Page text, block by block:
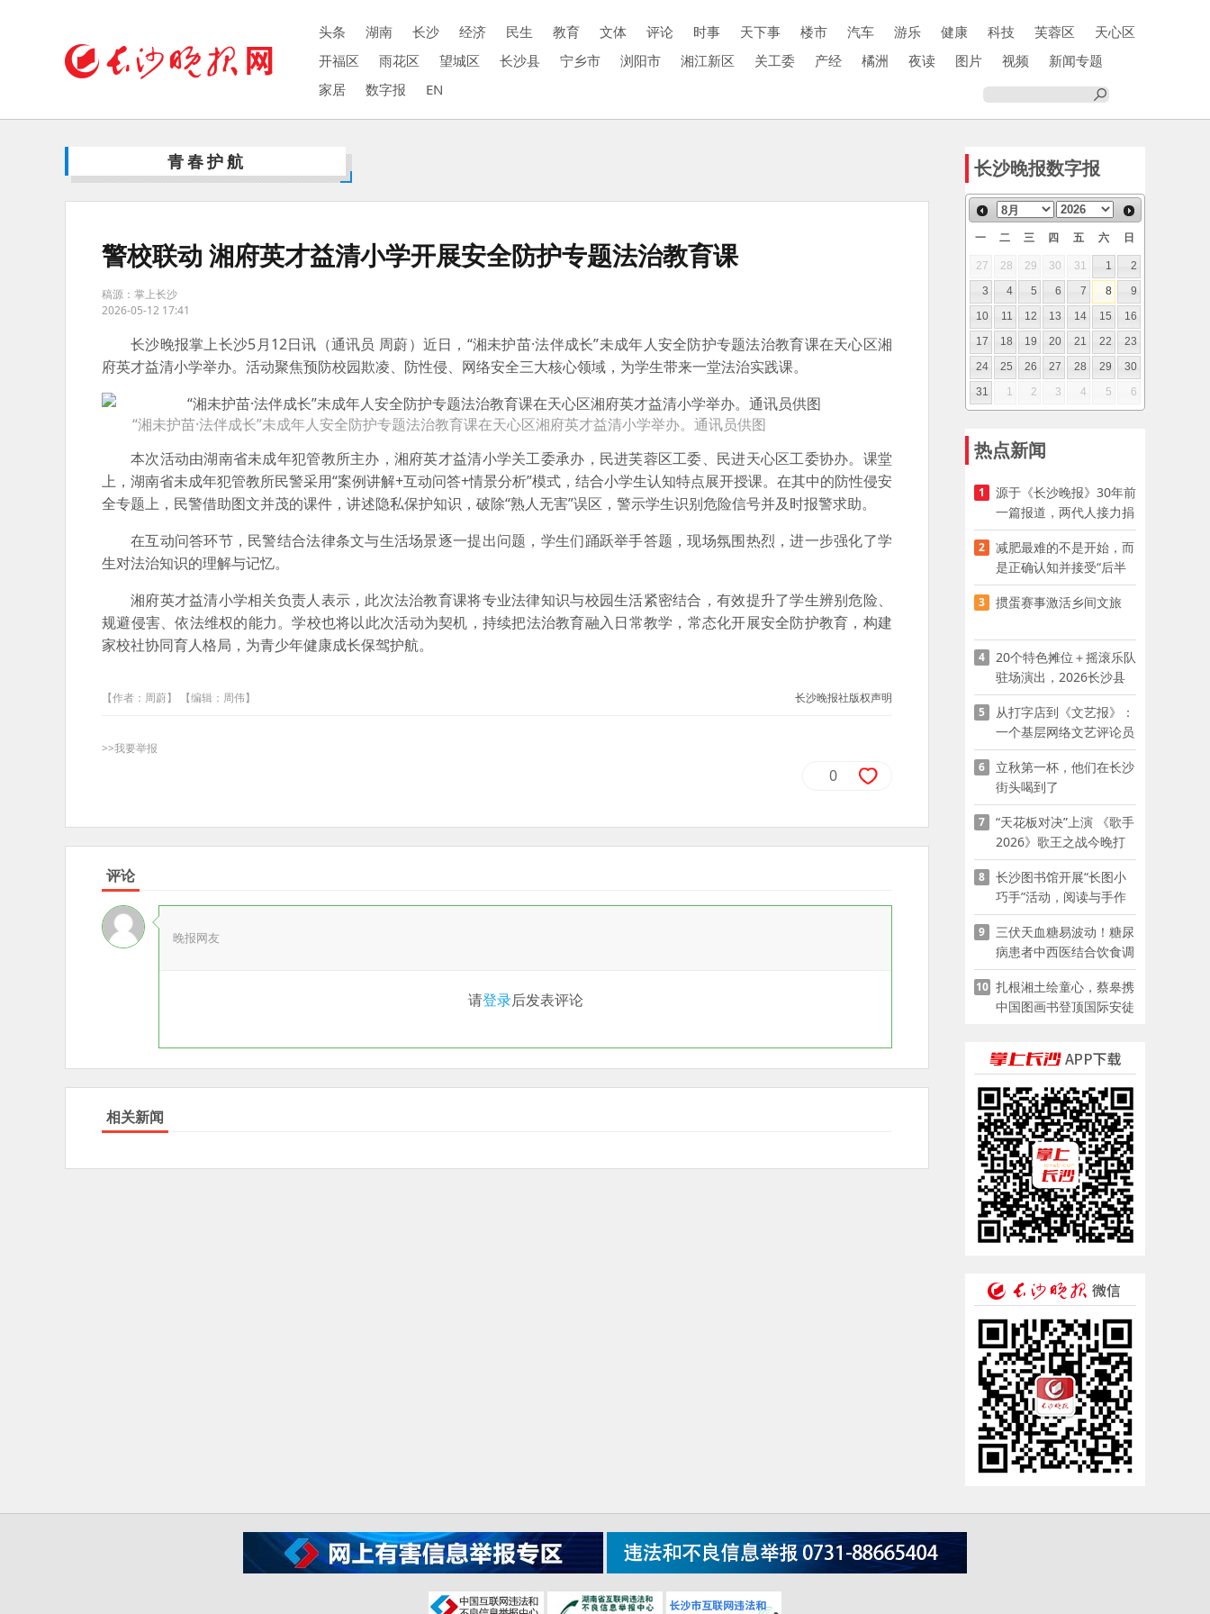
头条 湖南 长沙 经济 民生 教育 文体 评论 时事 天下事 楼市 汽车 游乐 健康 科技 芙蓉区
天心区
开福区
雨花区 望城区 长沙县 宁乡市 浏阳市 湘江新区 关工委 产经 橘洲 夜读 图片 视频
新闻专题
家居
数字报 EN
青春护航
警校联动 湘府英才益清小学开展安全防护专题法治教育课
稿源：掌上长沙
2026-05-12 17:41
长沙晚报掌上长沙5月12日讯（通讯员 周蔚）近日，“湘未护苗·法伴成长”未成年人安全防护专题法治教育课在天心区湘
府英才益清小学举办。活动聚焦预防校园欺凌、防性侵、网络安全三大核心领域，为学生带来一堂法治实践课。
“湘未护苗·法伴成长”未成年人安全防护专题法治教育课在天心区湘府英才益清小学举办。通讯员供图
本次活动由湖南省未成年犯管教所主办，湘府英才益清小学关工委承办，民进芙蓉区工委、民进天心区工委协办。课堂
上，湖南省未成年犯管教所民警采用“案例讲解+互动问答+情景分析”模式，结合小学生认知特点展开授课。在其中的防性侵安
全专题上，民警借助图文并茂的课件，讲述隐私保护知识，破除“熟人无害”误区，警示学生识别危险信号并及时报警求助。
在互动问答环节，民警结合法律条文与生活场景逐一提出问题，学生们踊跃举手答题，现场氛围热烈，进一步强化了学
生对法治知识的理解与记忆。
湘府英才益清小学相关负责人表示，此次法治教育课将专业法律知识与校园生活紧密结合，有效提升了学生辨别危险、
规避侵害、依法维权的能力。学校也将以此次活动为契机，持续把法治教育融入日常教学，常态化开展安全防护教育，构建
家校社协同育人格局，为青少年健康成长保驾护航。
【作者：周蔚】 【编辑：周伟】 长沙晚报社版权声明
>>我要举报
0
评论
晚报网友
请登录后发表评论
相关新闻
长沙晚报数字报
一 二 三 四 五 六 日
27 28 29 30 31 1
2
3
4 5 6 7 8
9
10
11 12 13 14 15
16
17
18 19 20 21 22
23
24
25 26 27 28 29
30
31
1 2 3 4 5 6
热点新闻
1
源于《长沙晚报》30年前
一篇报道，两代人接力捐
资助学
2
减肥最难的不是开始，而
是正确认知并接受“后半
程”
3 掼蛋赛事激活乡间文旅
4
20个特色摊位＋摇滚乐队
驻场演出，2026长沙县
夜市嘉年华启幕
5
从打字店到《文艺报》：
一个基层网络文艺评论员
的突围
6
立秋第一杯，他们在长沙
街头喝到了
7
“天花板对决”上演 《歌手
2026》歌王之战今晚打
响
8
长沙图书馆开展“长图小
巧手”活动，阅读与手作
赋能少儿暑期成长
9
三伏天血糖易波动！糖尿
病患者中西医结合饮食调
养指南
10 扎根湘土绘童心，蔡皋携
中国图画书登顶国际安徒